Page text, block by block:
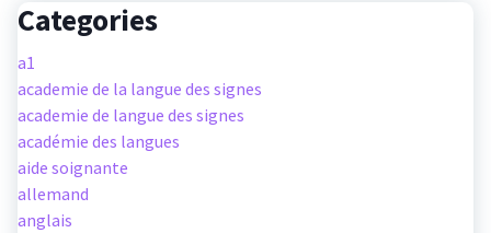
Categories
a1
academie de la langue des signes
academie de langue des signes
académie des langues
aide soignante
allemand
anglais